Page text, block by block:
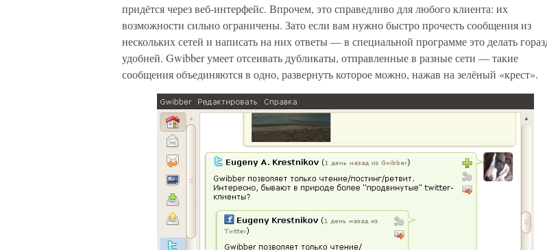
придётся через веб-интерфейс. Впрочем, это справедливо для любого клиента: их
возможности сильно ограничены. Зато если вам нужно быстро прочесть сообщения из
нескольких сетей и написать на них ответы — в специальной программе это делать
удобней. Gwibber умеет отсеивать дубликаты, отправленные в разные сети — такие
сообщения объединяются в одно, развернуть которое можно, нажав на зелёный «крест».